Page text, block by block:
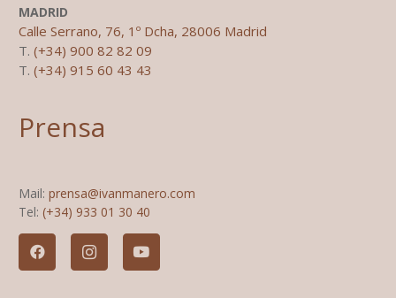
MADRID
Calle Serrano, 76, 1º Dcha, 28006 Madrid
T. (+34) 900 82 82 09
T. (+34) 915 60 43 43
Prensa
Mail: prensa@ivanmanero.com
Tel: (+34) 933 01 30 40